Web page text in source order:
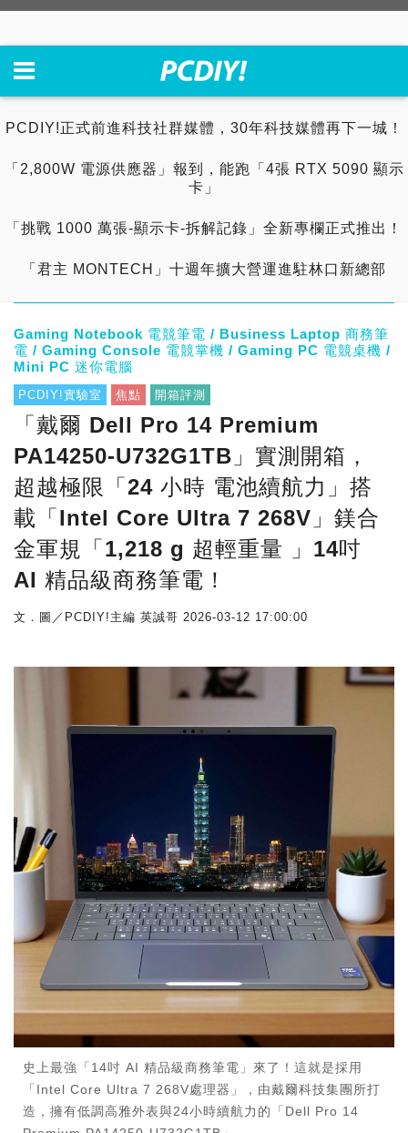
PCDIY!正式前進科技社群媒體，30年科技媒體再下一城！
「2,800W 電源供應器」報到，能跑「4張 RTX 5090 顯示
卡」
「挑戰 1000 萬張-顯示卡-拆解記錄」全新專欄正式推出！
「君主 MONTECH」十週年擴大營運進駐林口新總部
Gaming Notebook 電競筆電 / Business Laptop 商務筆
電 / Gaming Console 電競掌機 / Gaming PC 電競桌機 /
Mini PC 迷你電腦
PCDIY!實驗室 焦點 開箱評測
「戴爾 Dell Pro 14 Premium
PA14250-U732G1TB」實測開箱，
超越極限「24 小時 電池續航力」搭
載「Intel Core Ultra 7 268V」鎂合
金軍規「1,218 g 超輕重量 」14吋
AI 精品級商務筆電！
文．圖／PCDIY!主編 英誠哥 2026-03-12 17:00:00
史上最強「14吋 AI 精品級商務筆電」來了！這就是採用
「Intel Core Ultra 7 268V處理器」，由戴爾科技集團所打
造，擁有低調高雅外表與24小時續航力的「Dell Pro 14